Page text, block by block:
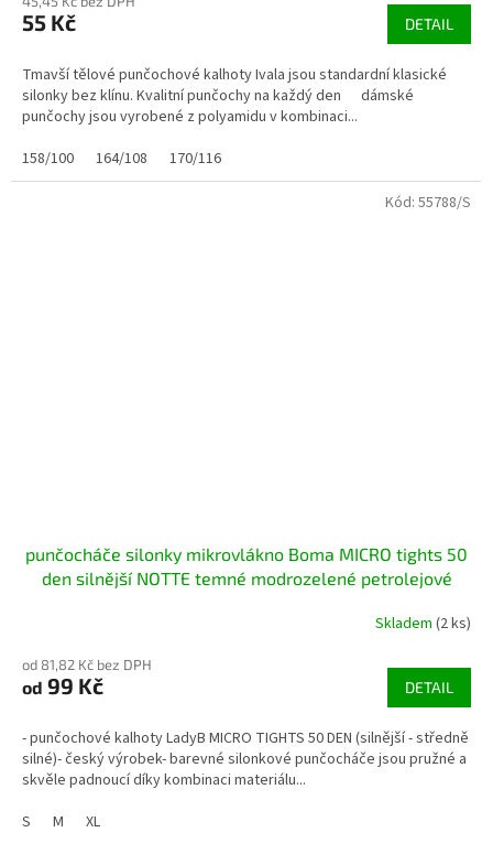
55 Kč DETAIL
Tmavší tělové punčochové kalhoty Ivala jsou standardní klasické
silonky bez klínu. Kvalitní punčochy na každý den dámské
punčochy jsou vyrobené z polyamidu v kombinaci...
158/100
164/108 170/116
punčocháče silonky mikrovlákno Boma MICRO tights 50
den silnější NOTTE temné modrozelené petrolejové
Skladem (2 ks)
od 81,82 Kč bez DPH
od 99 Kč DETAIL
- punčochové kalhoty LadyB MICRO TIGHTS 50 DEN (silnější - středně
silné)- český výrobek- barevné silonkové punčocháče jsou pružné a
skvěle padnoucí díky kombinaci materiálu...
S
M XL
Kód: 55788/S